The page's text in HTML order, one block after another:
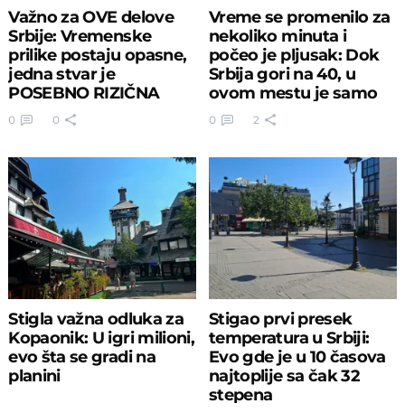
Važno za OVE delove
Srbije: Vremenske
prilike postaju opasne,
jedna stvar je
POSEBNO RIZIČNA
0 0
Vreme se promenilo za
nekoliko minuta i
počeo je pljusak: Dok
Srbija gori na 40, u
ovom mestu je samo
17°C
0 2
Stigla važna odluka za
Kopaonik: U igri milioni,
evo šta se gradi na
planini
Stigao prvi presek
temperatura u Srbiji:
Evo gde je u 10 časova
najtoplije sa čak 32
stepena